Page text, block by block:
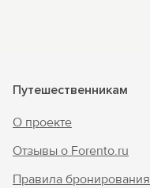
Путешественникам
О проекте
Отзывы о Forento.ru
Правила бронирования